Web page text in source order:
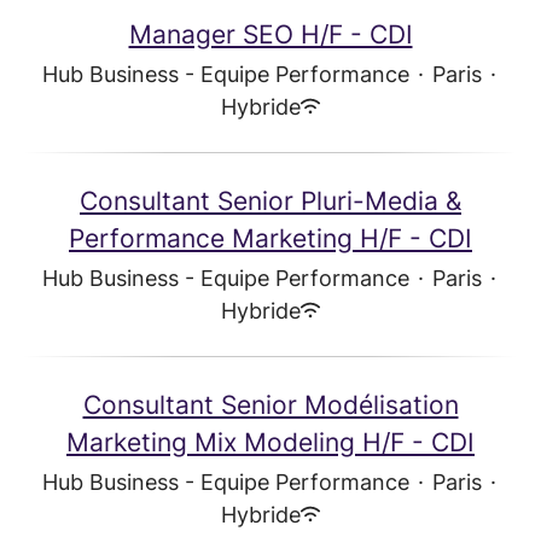
Manager SEO H/F - CDI
Hub Business - Equipe Performance · Paris ·
Hybride
Consultant Senior Pluri-Media &
Performance Marketing H/F - CDI
Hub Business - Equipe Performance · Paris ·
Hybride
Consultant Senior Modélisation
Marketing Mix Modeling H/F - CDI
Hub Business - Equipe Performance · Paris ·
Hybride